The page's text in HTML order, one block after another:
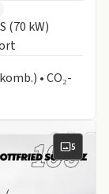
(70 kW)
• CO₂-
5